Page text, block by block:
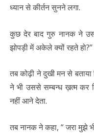
ध्यान से कीर्तन सुनने लगा.
कुछ देर बाद गुरु नानक ने
झोपड़ी में अकेले क्यों रहते हो?”
तब कोढ़ी ने दुखी मन से
ने भी उससे सम्बन्ध ख़त्म कर
नहीं आने देता.
तब नानक ने कहा, “ जरा मुझे